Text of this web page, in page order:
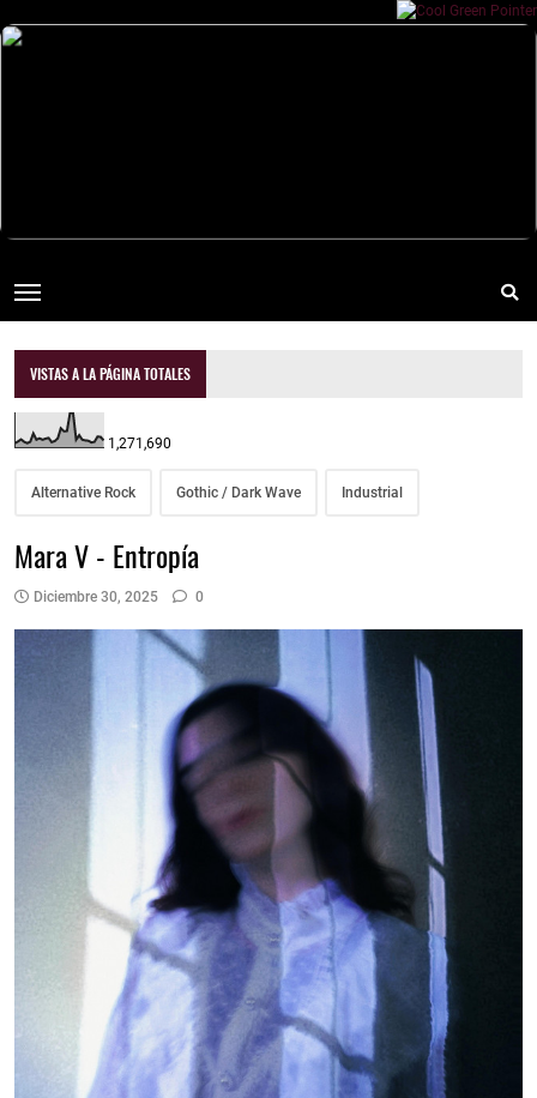
VISTAS A LA PÁGINA TOTALES
1,271,690
Alternative Rock Gothic / Dark Wave Industrial
Mara V - Entropía
Diciembre 30, 2025 0